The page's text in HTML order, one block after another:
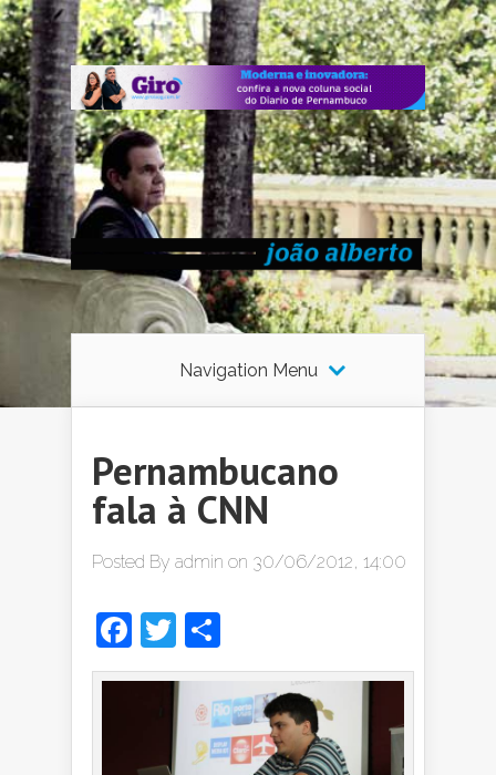
Navigation Menu
Pernambucano
fala à CNN
Posted By admin on 30/06/2012, 14:00
Facebook
Twitter